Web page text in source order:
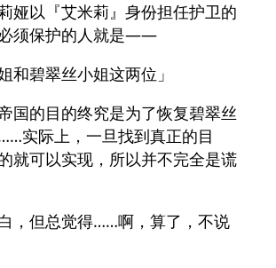
娅以『艾米莉』身份担任护卫的
须保护的人就是——
和碧翠丝小姐这两位」
国的目的终究是为了恢复碧翠丝
实际上，一旦找到真正的目
就可以实现，所以并不完全是谎
白，但总觉得……啊，算了，不说